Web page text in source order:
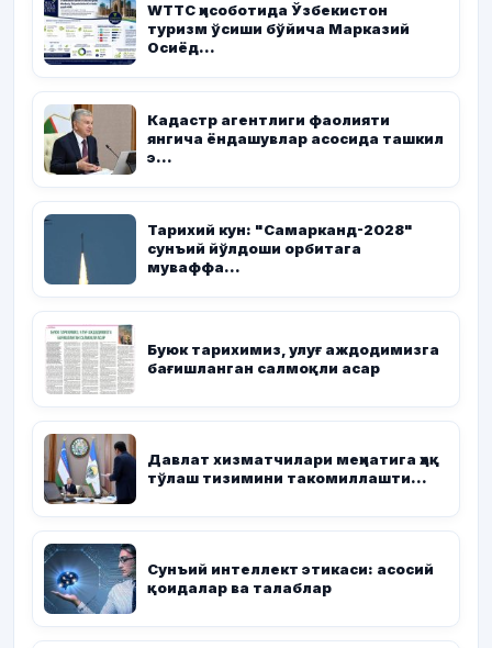
WТТC ҳисоботида Ўзбекистон
туризм ўсиши бўйича Марказий
Осиёд...
Кадастр агентлиги фаолияти
янгича ёндашувлар асосида ташкил
э...
Тарихий кун: "Самарканд-2028"
сунъий йўлдоши орбитага
муваффа...
Буюк тарихимиз, улуғ аждодимизга
бағишланган салмоқли асар
Давлат хизматчилари меҳнатига ҳақ
тўлаш тизимини такомиллашти...
Сунъий интеллект этикаси: асосий
қоидалар ва талаблар